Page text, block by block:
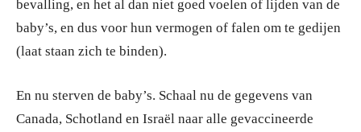
bevalling, en het al dan niet goed voelen of lijden van de
baby’s, en dus voor hun vermogen of falen om te gedijen
(laat staan zich te binden).
En nu sterven de baby’s. Schaal nu de gegevens van
Canada, Schotland en Israël naar alle gevaccineerde